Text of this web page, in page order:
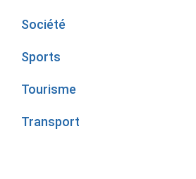
Société
Sports
Tourisme
Transport